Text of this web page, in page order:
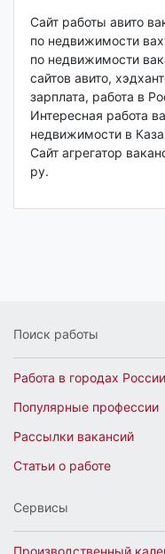
Сайт работы авито
по недвижимости
по недвижимости
сайтов авито,
зарплата, работа в
Интересная работа
недвижимости в
Сайт агрегатор
ру.
Поиск работы
Работа в городах России
Популярные профессии
Рассылки вакансий
Статьи о работе
Сервисы
Производственный